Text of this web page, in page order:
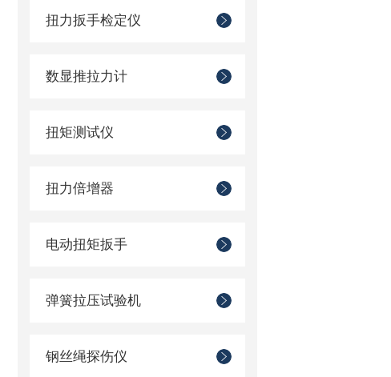
扭力扳手检定仪
数显推拉力计
扭矩测试仪
扭力倍增器
电动扭矩扳手
弹簧拉压试验机
钢丝绳探伤仪